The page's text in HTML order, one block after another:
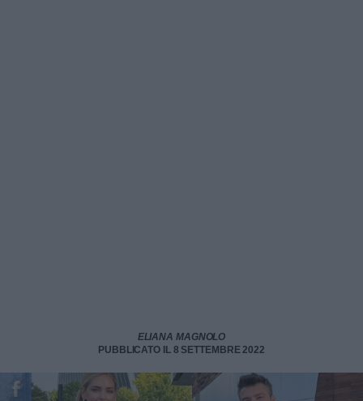
ELIANA MAGNOLO
PUBBLICATO IL 8 SETTEMBRE 2022